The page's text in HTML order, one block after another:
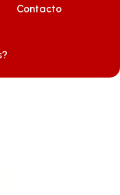
Contacto